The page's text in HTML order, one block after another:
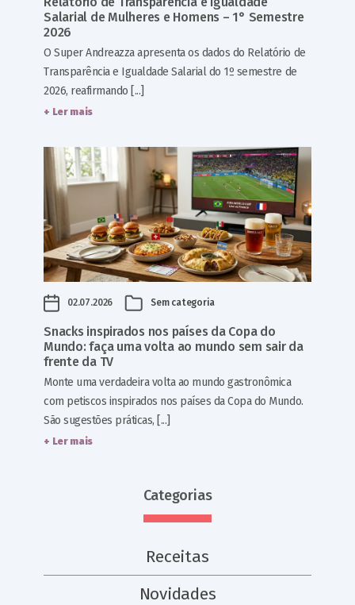
Salarial de Mulheres e Homens – 1° Semestre
2026
O Super Andreazza apresenta os dados do Relatório de
Transparência e Igualdade Salarial do 1º semestre de
2026, reafirmando [...]
+ Ler mais
02.07.2026 Sem categoria
Snacks inspirados nos países da Copa do
Mundo: faça uma volta ao mundo sem sair da
frente da TV
Monte uma verdadeira volta ao mundo gastronômica
com petiscos inspirados nos países da Copa do Mundo.
São sugestões práticas, [...]
+ Ler mais
Categorias
Receitas
Novidades